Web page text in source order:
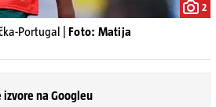
2
Portugal | Foto: Matija
na Googleu